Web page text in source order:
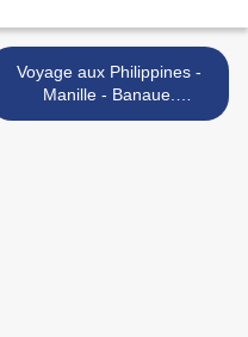
Voyage aux Philippines -
Manille - Banaue.
Traversée de l'île de Luzon